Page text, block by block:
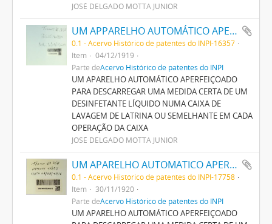
JOSÉ DELGADO MOTTA JUNIOR
UM APPARELHO AUTOMÁTICO APERFEIÇOADO PARA DESCARREGAR UMA MEDIDA CERTA DE UM DESINFECTANTE LIQUIDO NUMA CAIXA DE LAVAGEM DE LATRINA OU SEMELHANTE EM CADA OPERAÇÃO DA CAIXA
0.1 - Acervo Histórico de patentes do INPI-16357
Item
04/12/1919
Parte deAcervo Histórico de patentes do INPI
UM APARELHO AUTOMÁTICO APERFEIÇOADO
PARA DESCARREGAR UMA MEDIDA CERTA DE UM
DESINFETANTE LÍQUIDO NUMA CAIXA DE
LAVAGEM DE LATRINA OU SEMELHANTE EM CADA
OPERAÇÃO DA CAIXA
JOSÉ DELGADO MOTTA JUNIOR
UM APARELHO AUTOMATICO APERFEIÇOADO PARA DESCARREGAR UMA MEDIDA CERTA DE UM LIQUIDO DESINFECTANTE NUMA CAIXA DE LAVAGEM DE LATRINA OU SEMELHANTE
0.1 - Acervo Histórico de patentes do INPI-17758
Item
30/11/1920
Parte deAcervo Histórico de patentes do INPI
UM APARELHO AUTOMÁTICO APERFEIÇOADO